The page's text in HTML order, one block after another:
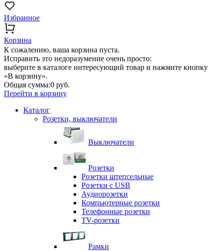
Избранное
Корзина
К сожалению, ваша корзина пуста.
Исправить это недоразумение очень просто:
выберите в каталоге интересующий товар и нажмите кнопку
«В корзину».
Общая сумма:0 руб.
Перейти в корзину
Каталог
Розетки, выключатели
Выключатели
Розетки
Розетки штепсельные
Розетки с USB
Аудиорозетки
Компьютерные розетки
Телефонные розетки
TV-розетки
Рамки